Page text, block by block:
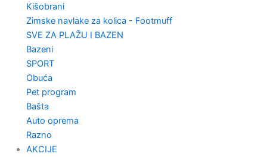
Kišobrani
Zimske navlake za kolica - Footmuff
SVE ZA PLAŽU I BAZEN
Bazeni
SPORT
Obuća
Pet program
Bašta
Auto oprema
Razno
AKCIJE